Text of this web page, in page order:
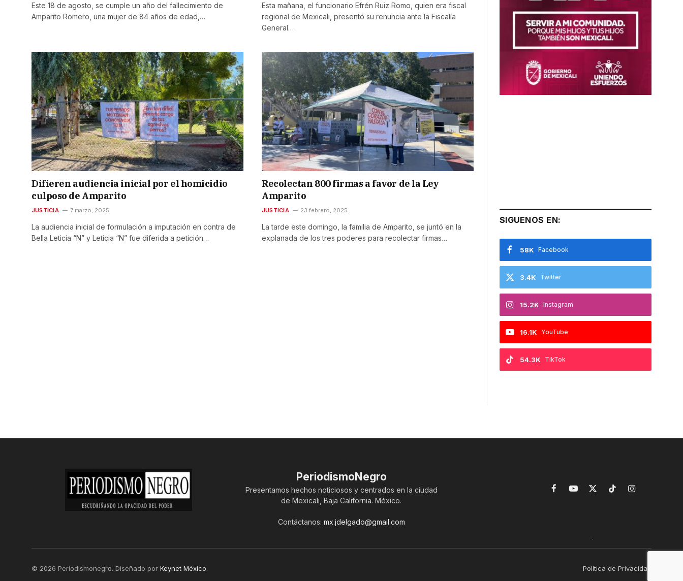
Este 18 de agosto, se cumple un año del fallecimiento de
Amparito Romero, una mujer de 84 años de edad,…
Esta mañana, el funcionario Efrén Ruiz Romo, quien era fiscal
regional de Mexicali, presentó su renuncia ante la Fiscalía
General…
Difieren audiencia inicial por el homicidio
culposo de Amparito
JUSTICIA 7 marzo, 2025
La audiencia inicial de formulación a imputación en contra de
Bella Leticia “N” y Leticia “N” fue diferida a petición…
Recolectan 800 firmas a favor de la Ley
Amparito
JUSTICIA 23 febrero, 2025
La tarde este domingo, la familia de Amparito, se juntó en la
explanada de los tres poderes para recolectar firmas…
SIGUENOS EN:
Facebook
58K
Twitter
3.4K
Instagram
15.2K
YouTube
16.1K
TikTok
54.3K
PeriodismoNegro
Presentamos hechos noticiosos y centrados en la ciudad
de Mexicali, Baja California. México.
Contáctanos: mx.jdelgado@gmail.com
FacebookYouTube
X
TikTokInstagram
© 2026 Periodismonegro. Diseñado por Keynet México. Política de Privacidad